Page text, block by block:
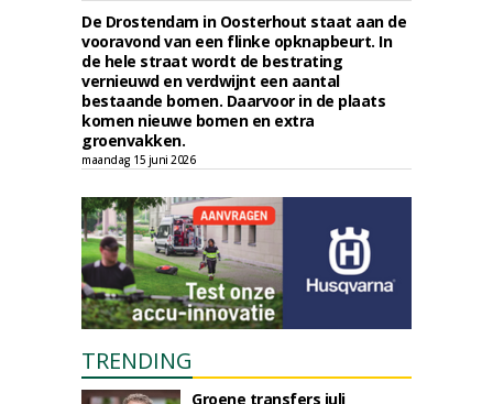
De Drostendam in Oosterhout staat aan de
vooravond van een flinke opknapbeurt. In
de hele straat wordt de bestrating
vernieuwd en verdwijnt een aantal
bestaande bomen. Daarvoor in de plaats
komen nieuwe bomen en extra
groenvakken.
maandag 15 juni 2026
TRENDING
Groene transfers juli